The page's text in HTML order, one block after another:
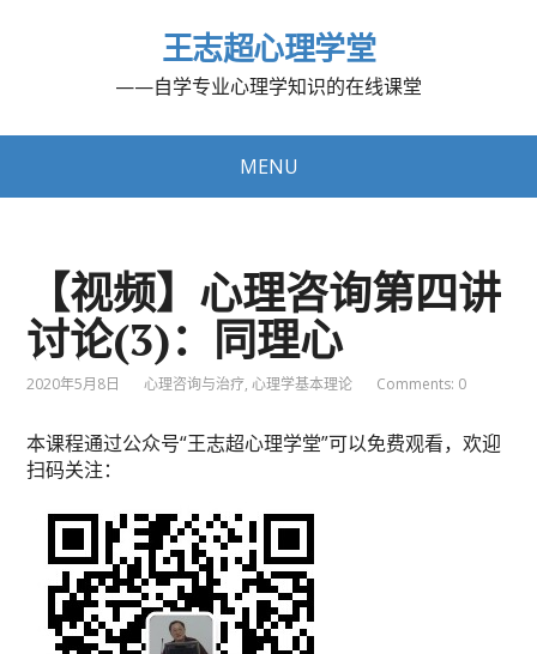
王志超心理学堂
——自学专业心理学知识的在线课堂
MENU
【视频】心理咨询第四讲
讨论(3)：同理心
2020年5月8日 心理咨询与治疗,心理学基本理论 Comments: 0
本课程通过公众号“王志超心理学堂”可以免费观看，欢迎
扫码关注：